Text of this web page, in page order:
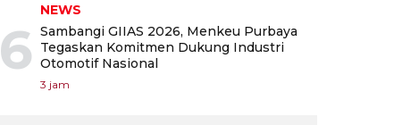
6
NEWS
Sambangi GIIAS 2026, Menkeu Purbaya
Tegaskan Komitmen Dukung Industri
Otomotif Nasional
3 jam